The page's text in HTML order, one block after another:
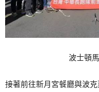
波士頓
接著前往新月宮餐廳與波